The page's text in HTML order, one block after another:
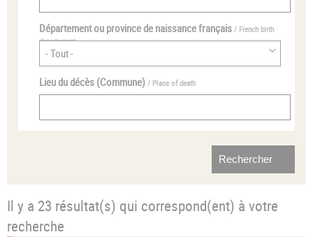
Département ou province de naissance français / French birth
departement
Lieu du décès (Commune) / Place of death
Il y a 23 résultat(s) qui correspond(ent) à votre
recherche